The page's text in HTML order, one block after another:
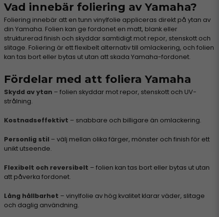
Vad innebär foliering av Yamaha?
Foliering innebär att en tunn vinylfolie appliceras direkt på ytan av
din Yamaha. Folien kan ge fordonet en matt, blank eller
strukturerad finish och skyddar samtidigt mot repor, stenskott och
slitage. Foliering är ett flexibelt alternativ till omlackering, och folien
kan tas bort eller bytas ut utan att skada Yamaha-fordonet.
Fördelar med att foliera Yamaha
Skydd av ytan – folien skyddar mot repor, stenskott och UV-
strålning.
Kostnadseffektivt – snabbare och billigare än omlackering.
Personlig stil – välj mellan olika färger, mönster och finish för ett
unikt utseende.
Flexibelt och reversibelt – folien kan tas bort eller bytas ut utan
att påverka fordonet.
Lång hållbarhet – vinylfolie av hög kvalitet klarar väder, slitage
och daglig användning.